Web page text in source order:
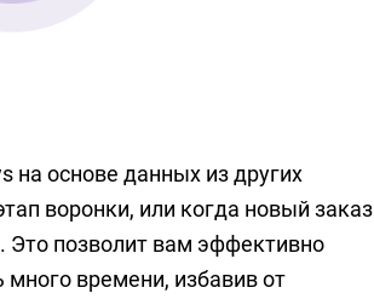
на основе данных из других
воронки, или когда новый заказ
Это позволит вам эффективно
времени, избавив от